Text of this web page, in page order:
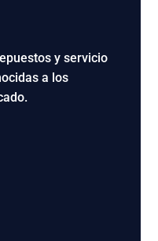
y servicio
a los